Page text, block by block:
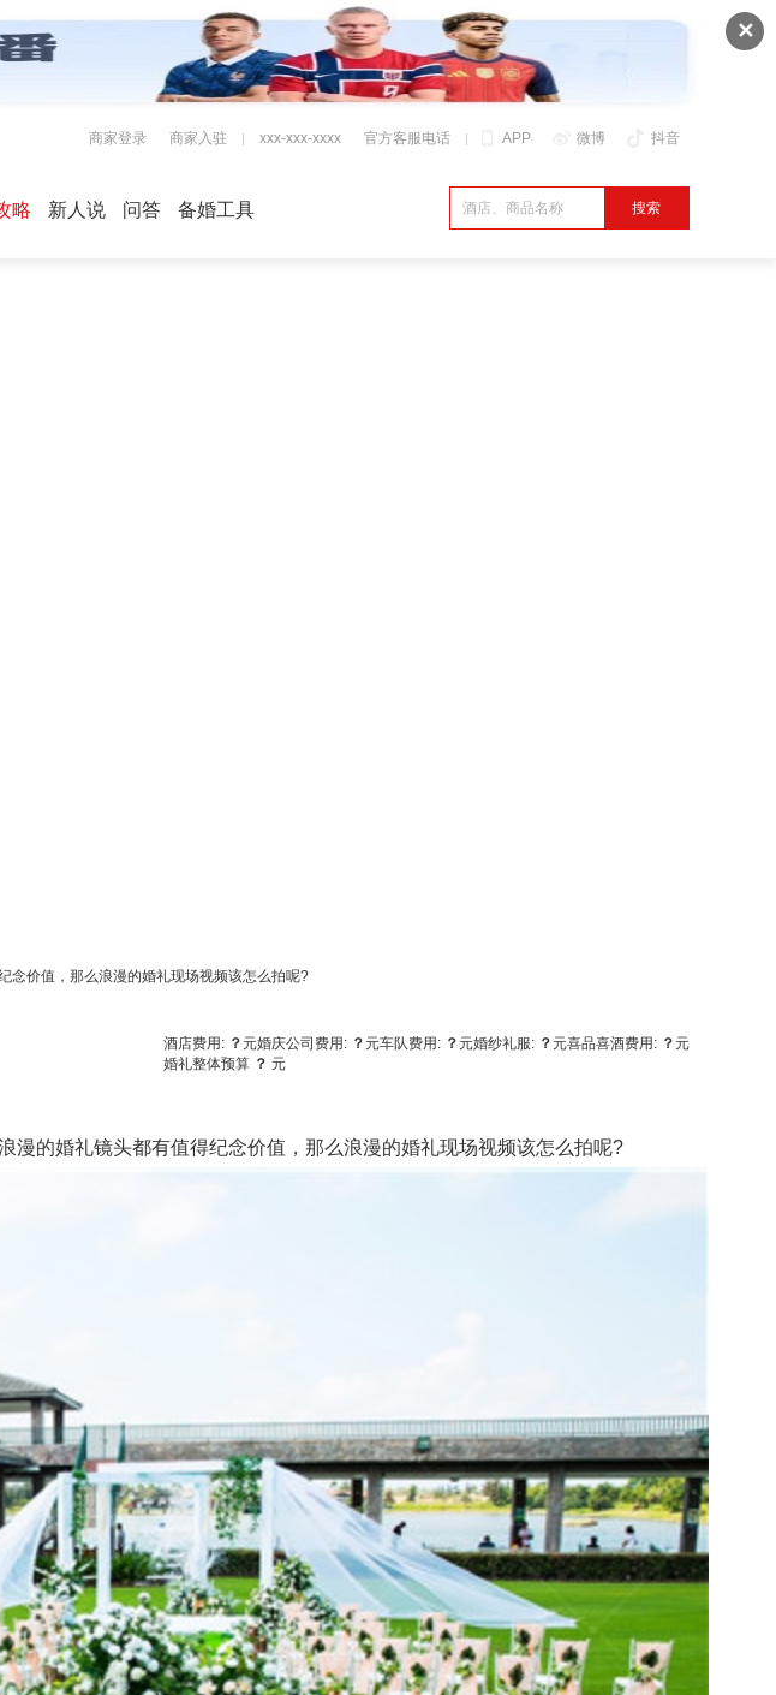
✕
APP 微博 抖音
商家登录 商家入驻 xxx-xxx-xxxx 官方客服电话
略 新人说 问答 备婚工具
价值，那么浪漫的婚礼现场视频该怎么拍呢?
酒店费用: ？元婚庆公司费用: ？元车队费用: ？元婚纱礼服: ？元喜品喜酒费用: ？元
婚礼整体预算 ？ 元
的婚礼镜头都有值得纪念价值，那么浪漫的婚礼现场视频该怎么拍呢?